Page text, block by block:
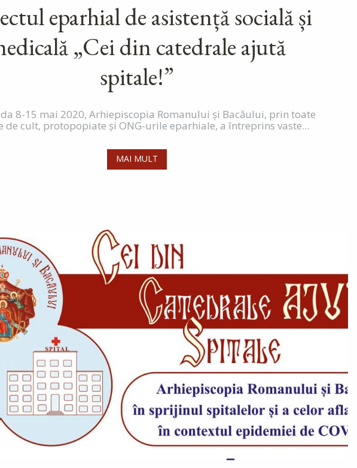
eparhial de asistență socială și
„Cei din catedrale ajută
spitale!”
8-15 mai 2020, Arhiepiscopia Romanului și Bacăului, prin toate
de cult, protopopiate și ONG-urile eparhiale, a întreprins vaste...
MAI MULT